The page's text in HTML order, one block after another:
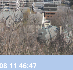
11:46:47